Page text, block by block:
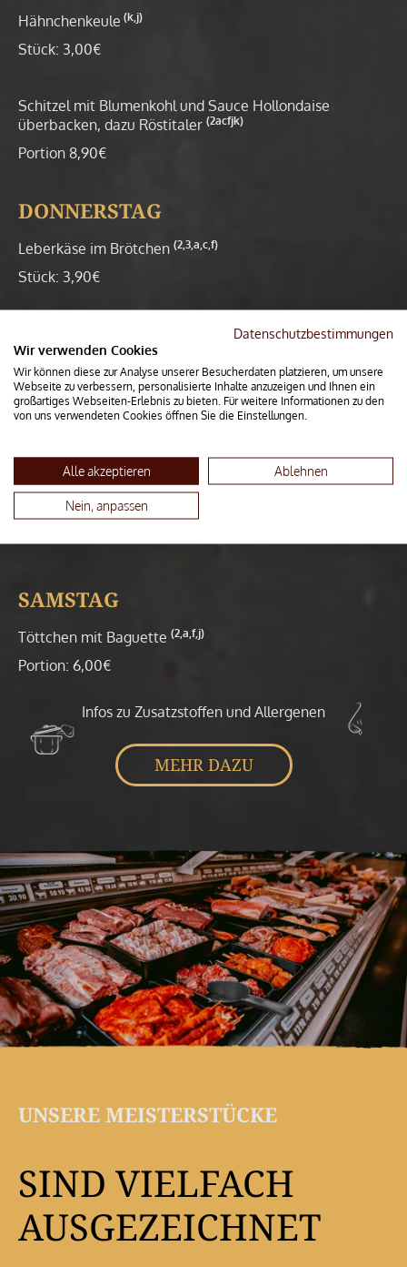
Hähnchenkeule (k,j)
Stück: 3,00€
Schitzel mit Blumenkohl und Sauce Hollondaise
überbacken, dazu Röstitaler (2acfjk)
Portion 8,90€
DONNERSTAG
Leberkäse im Brötchen (2,3,a,c,f)
Stück: 3,90€
Portion: 8,90€
FREITAG
Heringsstipp mit Ofenkartoffeln
Portion: 8,90€
SAMSTAG
Töttchen mit Baguette (2,a,f,j)
Portion: 6,00€
Infos zu Zusatzstoffen und Allergenen
MEHR DAZU
UNSERE MEISTERSTÜCKE
SIND VIEL­FACH
AUSGE­ZEICHNET
Datenschutzbestimmungen
Wir verwenden Cookies
Wir können diese zur Analyse unserer Besucherdaten platzieren, um unsere
Webseite zu verbessern, personalisierte Inhalte anzuzeigen und Ihnen ein
großartiges Webseiten-Erlebnis zu bieten. Für weitere Informationen zu den
von uns verwendeten Cookies öffnen Sie die Einstellungen.
Alle akzeptieren Ablehnen
Nein, anpassen